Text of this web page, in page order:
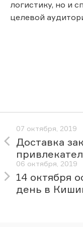
логистику, но и
целевой
07 октября, 2019
Доставка
06 октября, 2019
14 октября
день в